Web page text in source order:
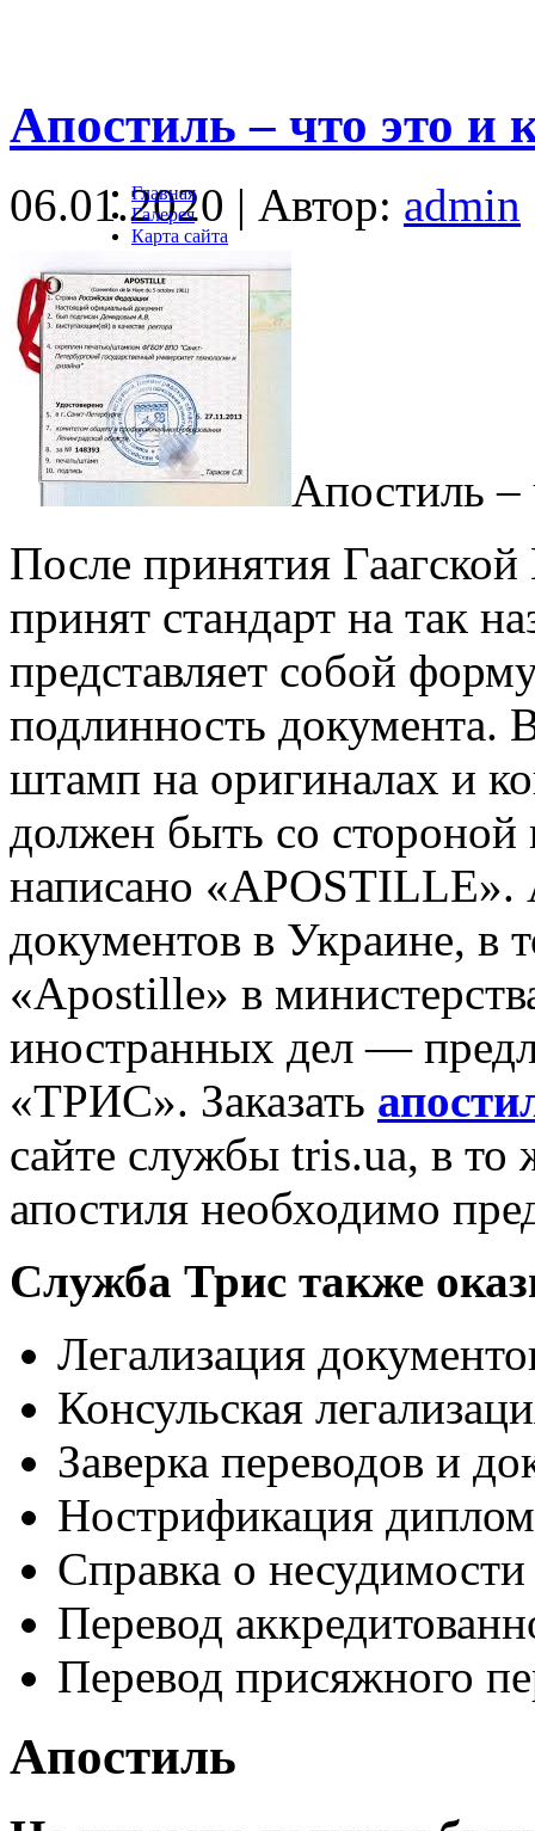
Главная
Галерея
Карта сайта
Апостиль – что это и
06.01.2020 | Автор: admin
Апостиль –
После принятия
принят стандарт на так
представляет собой
подлинность документа.
штамп на оригиналах и
должен быть со
написано
документов в Украине, в
«Apostille» в
иностранных дел —
«ТРИС». Заказать
сайте службы tris.ua, в
апостиля необходимо
Служба Трис также
Легализация
Консульская
Заверка переводов и
Нострификация
Справка о несудимости
Перевод
Перевод присяжного
Апостиль